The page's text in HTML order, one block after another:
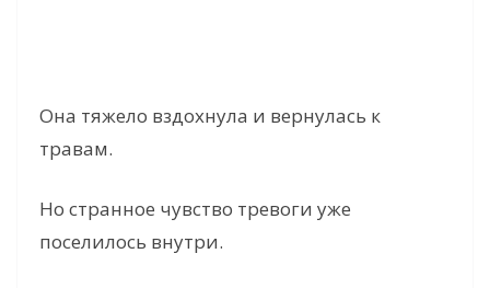
Она тяжело вздохнула и вернулась к
травам.
Но странное чувство тревоги уже
поселилось внутри.